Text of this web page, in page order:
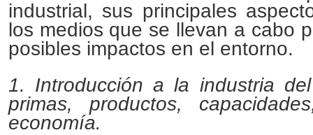
industrial, sus principales
los medios que se llevan a cabo
posibles impactos en el entorno.
1. Introducción a la industria
primas, productos,
economía.